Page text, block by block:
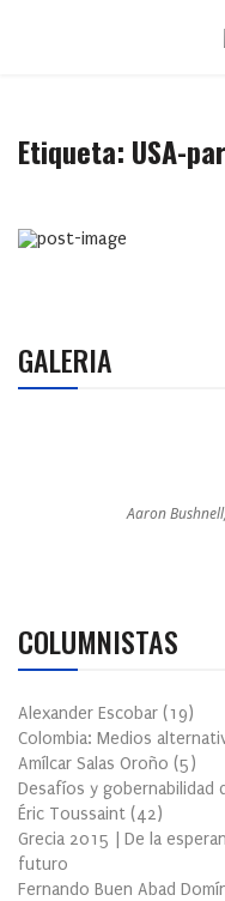
Etiqueta: USA-
GALERIA
Aaron
COLUMNISTAS
Alexander Escobar (19)
Colombia: Medios
Amílcar Salas Oroño (5)
Desafíos y gobernabilidad
Éric Toussaint (42)
Grecia 2015 | De la
futuro
Fernando Buen Abad